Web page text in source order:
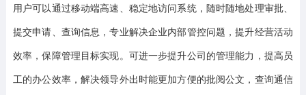
用户可以通过移动端高速、稳定地访问系统，随时随地处理审批、
提交申请、查询信息，专业解决企业内部管控问题，提升经营活动
效率，保障管理目标实现。可进一步提升公司的管理能力，提高员
工的办公效率，解决领导外出时能更加方便的批阅公文，查询通信